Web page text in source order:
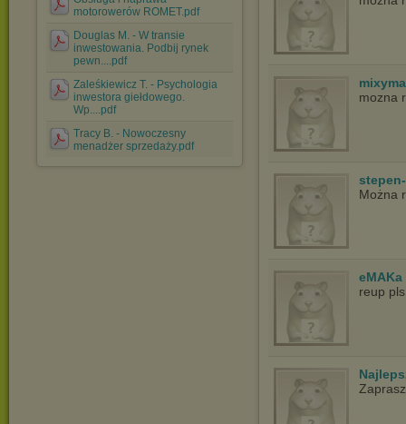
motorowerów ROMET.pdf
Douglas M. - W transie
inwestowania. Podbij rynek
pewn....pdf
Zaleśkiewicz T. - Psychologia
inwestora giełdowego.
Wp....pdf
Tracy B. - Nowoczesny
menadżer sprzedaży.pdf
mozna
Można
eMAKa
reup pls